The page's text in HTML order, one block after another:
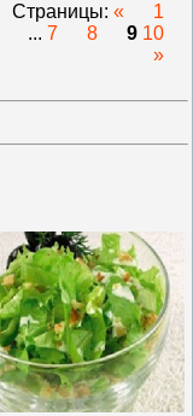
Страницы: «
1
... 7 8 9 10
»